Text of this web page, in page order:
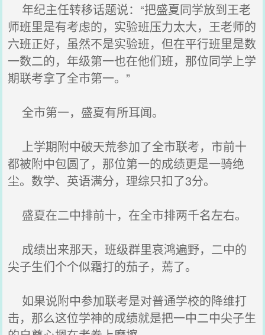
年纪主任转移话题说：“把盛夏同学放到王老
师班里是有考虑的，实验班压力太大，王老师的
六班正好，虽然不是实验班，但在平行班里是数
一数二的，年级第一也在他们班，那位同学上学
期联考拿了全市第一。”
全市第一，盛夏有所耳闻。
上学期附中破天荒参加了全市联考，市前十
都被附中包圆了，那位第一的成绩更是一骑绝
尘。数学、英语满分，理综只扣了3分。
盛夏在二中排前十，在全市排两千名左右。
成绩出来那天，班级群里哀鸿遍野，二中的
尖子生们个个似霜打的茄子，蔫了。
如果说附中参加联考是对普通学校的降维打
击，那么这位学神的成绩就是把一中二中尖子生